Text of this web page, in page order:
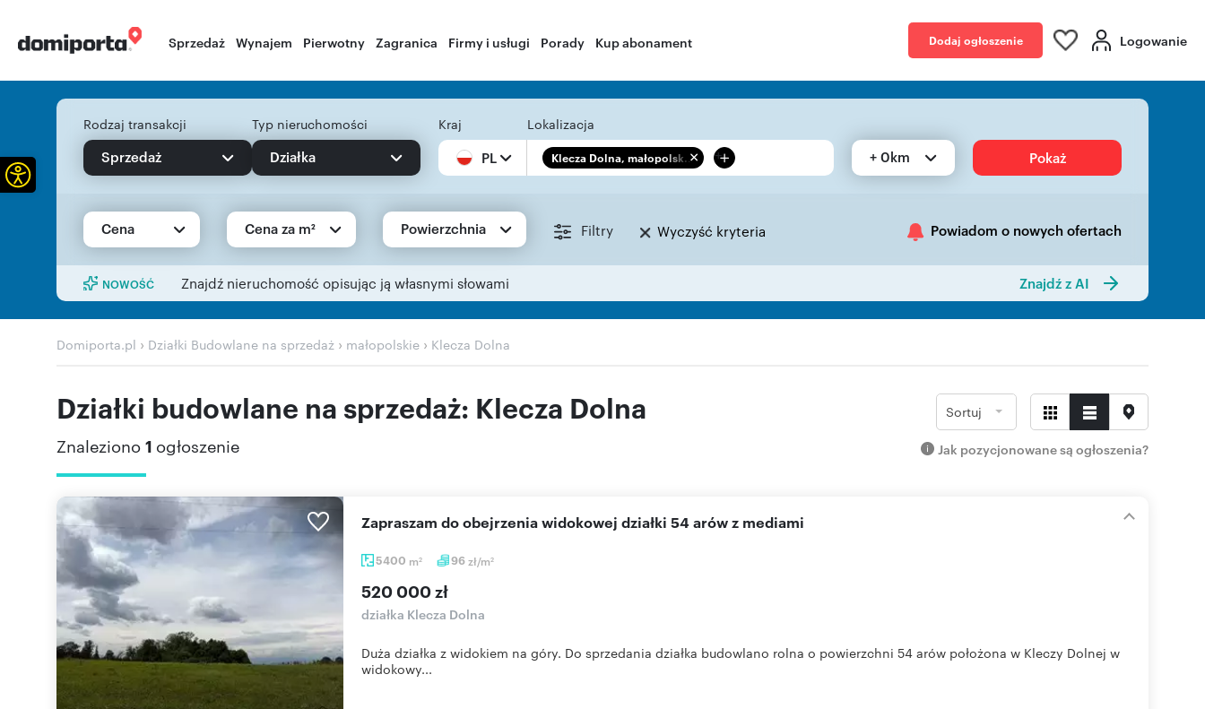
Sprzedaż Wynajem Pierwotny Zagranica Firmy i usługi Porady Kup abonament Dodaj ogłoszenie Logowanie
Rodzaj transakcji
Sprzedaż
Typ nieruchomości
Działka
Kraj
PL
Lokalizacja
Klecza Dolna, małopolsk... + + 0km Pokaż
Cena Cena za m² Powierzchnia Filtry Wyczyść kryteria Powiadom o nowych ofertach
NOWOŚĆ Znajdź nieruchomość opisując ją własnymi słowami Znajdź z AI
Domiporta.pl › Działki Budowlane na sprzedaż › małopolskie › Klecza Dolna
Działki budowlane na sprzedaż: Klecza Dolna
Znaleziono 1 ogłoszenie
Sortuj
Jak pozycjonowane są ogłoszenia?
5400 m2 96zł/m2
Zapraszam do obejrzenia widokowej działki 54 arów z mediami
520 000 zł
działka Klecza Dolna
Duża działka z widokiem na góry. Do sprzedania działka budowlano rolna o powierzchni 54 arów położona w Kleczy Dolnej w
widokowy...
Otwórz pasek narzędzi